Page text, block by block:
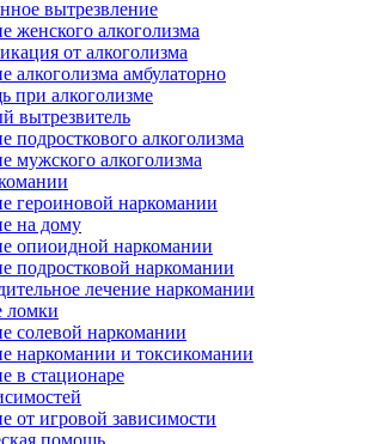
вытрезвление
женского алкоголизма
от алкоголизма
алкоголизма амбулаторно
при алкоголизме
вытрезвитель
подросткового алкоголизма
мужского алкоголизма
героиновой наркомании
на дому
опиоидной наркомании
подростковой наркомании
лечение наркомании
ломки
солевой наркомании
наркомании и токсикомании
в стационаре
от игровой зависимости
помощь